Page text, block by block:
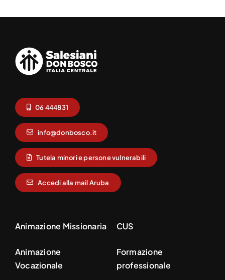
06 444831
info@donbosco.it
Tutela minori e persone vulnerabili
Accedi alla mail Aruba
Animazione Missionaria
Animazione
Vocazionale
CUS
Formazione
professionale